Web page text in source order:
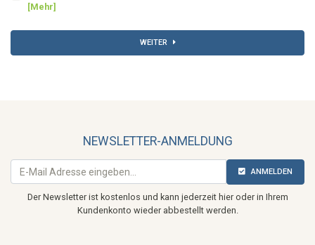
[Mehr]
WEITER
NEWSLETTER-ANMELDUNG
ANMELDEN
Der Newsletter ist kostenlos und kann jederzeit hier oder in Ihrem
Kundenkonto wieder abbestellt werden.